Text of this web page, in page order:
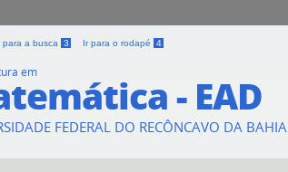
para a busca 3 Ir para o rodapé 4
em - EAD
FEDERAL DO RECÔNCAVO DA BAHIA